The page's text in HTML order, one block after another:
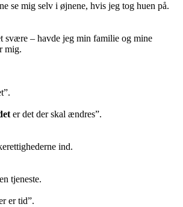
se mig selv i øjnene, hvis jeg tog huen på.
svære – havde jeg min familie og mine
mig.
er det der skal ændres”.
ind.
tjeneste.
er tid”.